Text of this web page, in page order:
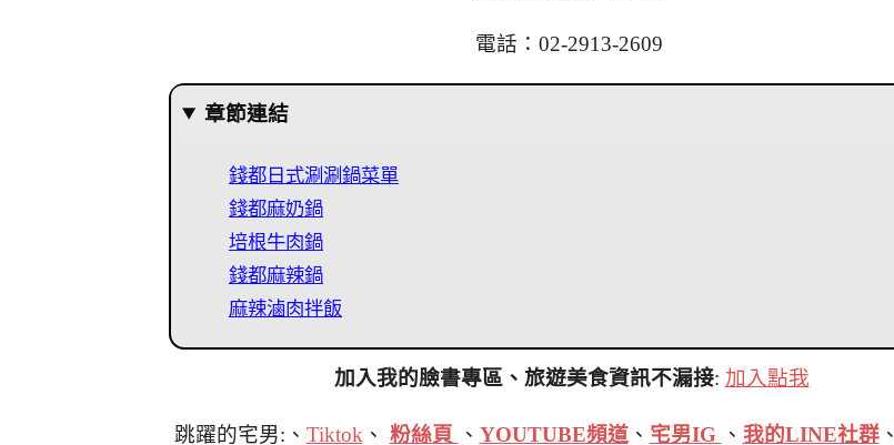
電話：02-2913-2609
章節連結
錢都日式涮涮鍋菜單
錢都麻奶鍋
培根牛肉鍋
錢都麻辣鍋
麻辣滷肉拌飯
加入我的臉書專區、旅遊美食資訊不漏接: 加入點我
跳躍的宅男:、 Tiktok 、 粉絲頁 、 YOUTUBE頻道、 宅男IG 、 我的LINE社群、